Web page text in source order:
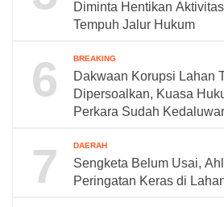
Diminta Hentikan
Tempuh Jalur Hukum
6 BREAKING
Dakwaan Korupsi Lahan
Dipersoalkan, Kuasa
Perkara Sudah
7 DAERAH
Sengketa Belum Usai,
Peringatan Keras di